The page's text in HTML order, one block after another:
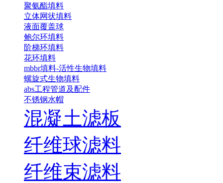
聚氨酯填料
立体网状填料
液面覆盖球
鲍尔环填料
阶梯环填料
花环填料
mbbr填料-活性生物填料
螺旋式生物填料
abs工程管道及配件
不锈钢水帽
混凝土滤板
纤维球滤料
纤维束滤料